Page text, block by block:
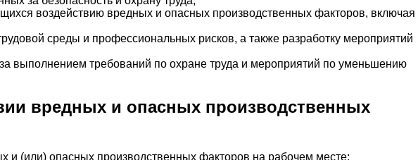
воздействию вредных и опасных производственных факторов, включая
среды и профессиональных рисков, а также разработку мероприятий
выполнением требований по охране труда и мероприятий по уменьшению
вредных и опасных производственных
и (или) опасных производственных факторов на рабочем месте;